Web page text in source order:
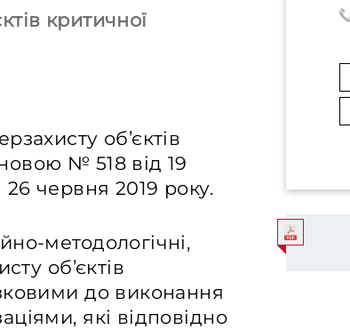
критичної
об’єктів
№ 518 від 19
червня 2019 року.
методологічні,
об’єктів
до виконання
які відповідно